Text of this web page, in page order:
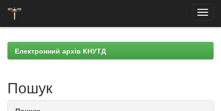
navigationЕлектронний архів КНУТД
Пошук